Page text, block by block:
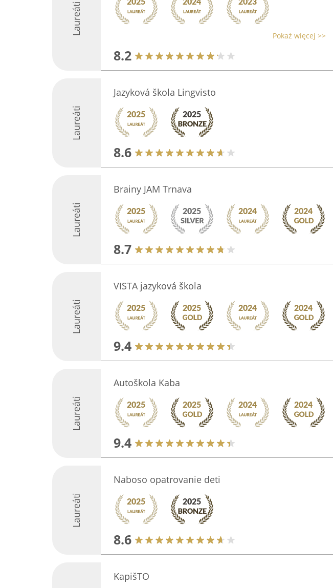
Laureáti Pokaż więcej >>
8.2
Laureáti
Jazyková škola Lingvisto
8.6
Laureáti
Brainy JAM Trnava
8.7
Laureáti
VISTA jazyková škola
9.4
Laureáti
Autoškola Kaba
9.4
Laureáti
Naboso opatrovanie deti
8.6
KapišTO